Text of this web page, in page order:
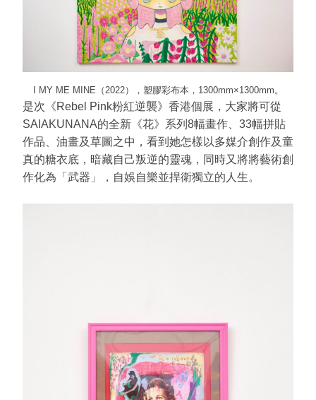
I MY ME MINE （2022） ，塑膠彩布本，1300mm×1300mm。
是次《Rebel Pink粉紅逆襲》香港個展，大家將可從
SAIAKUNANA的全新《花》系列8幅畫作、33幅拼貼
作品、油畫及草圖之中，看到她怎樣以多媒介創作及童
真的糖衣底，暗藏自己叛逆的靈魂，同時又將將藝術創
作化為「武器」，自娛自樂並捍衛獨立的人生。